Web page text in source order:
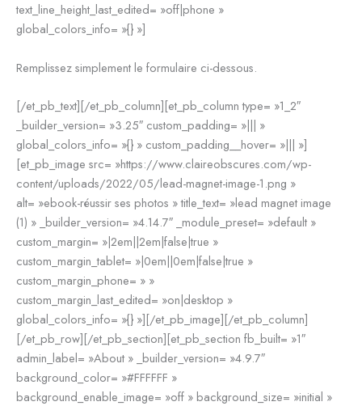
text_line_height_last_edited= »off|phone »
global_colors_info= »{} »]
Remplissez simplement le formulaire ci-dessous.
[/et_pb_text][/et_pb_column][et_pb_column type= »1_2″
_builder_version= »3.25″ custom_padding= »||| »
global_colors_info= »{} » custom_padding__hover= »||| »]
[et_pb_image src= »https://www.claireobscures.com/wp-
content/uploads/2022/05/lead-magnet-image-1.png »
alt= »ebook-réussir ses photos » title_text= »lead magnet image
(1) » _builder_version= »4.14.7″ _module_preset= »default »
custom_margin= »|2em||2em|false|true »
custom_margin_tablet= »|0em||0em|false|true »
custom_margin_phone= » »
custom_margin_last_edited= »on|desktop »
global_colors_info= »{} »][/et_pb_image][/et_pb_column]
[/et_pb_row][/et_pb_section][et_pb_section fb_built= »1″
admin_label= »About » _builder_version= »4.9.7″
background_color= »#FFFFFF »
background_enable_image= »off » background_size= »initial »